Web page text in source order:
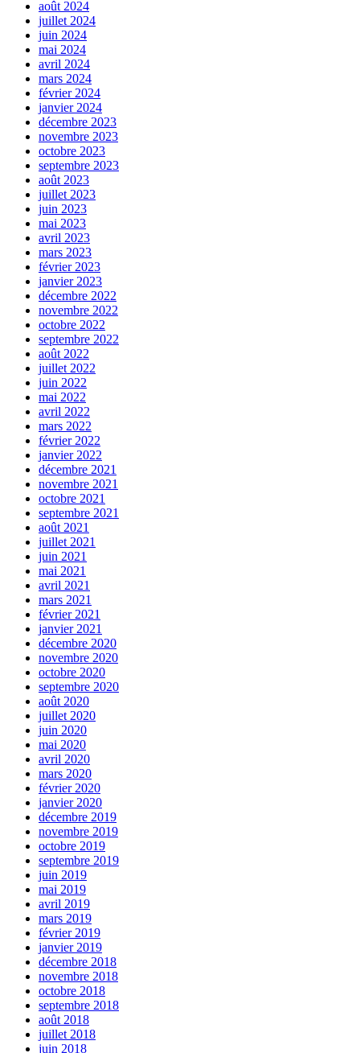
août 2024
juillet 2024
juin 2024
mai 2024
avril 2024
mars 2024
février 2024
janvier 2024
décembre 2023
novembre 2023
octobre 2023
septembre 2023
août 2023
juillet 2023
juin 2023
mai 2023
avril 2023
mars 2023
février 2023
janvier 2023
décembre 2022
novembre 2022
octobre 2022
septembre 2022
août 2022
juillet 2022
juin 2022
mai 2022
avril 2022
mars 2022
février 2022
janvier 2022
décembre 2021
novembre 2021
octobre 2021
septembre 2021
août 2021
juillet 2021
juin 2021
mai 2021
avril 2021
mars 2021
février 2021
janvier 2021
décembre 2020
novembre 2020
octobre 2020
septembre 2020
août 2020
juillet 2020
juin 2020
mai 2020
avril 2020
mars 2020
février 2020
janvier 2020
décembre 2019
novembre 2019
octobre 2019
septembre 2019
juin 2019
mai 2019
avril 2019
mars 2019
février 2019
janvier 2019
décembre 2018
novembre 2018
octobre 2018
septembre 2018
août 2018
juillet 2018
juin 2018